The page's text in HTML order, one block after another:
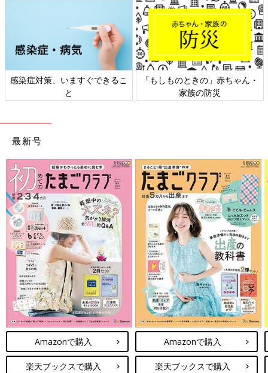
感染症対策、いますぐできるこ
と
「もしものときの」赤ちゃん・
家族の防災
最新号
Amazonで購入
楽天ブックスで購入
Amazonで購入
楽天ブックスで購入